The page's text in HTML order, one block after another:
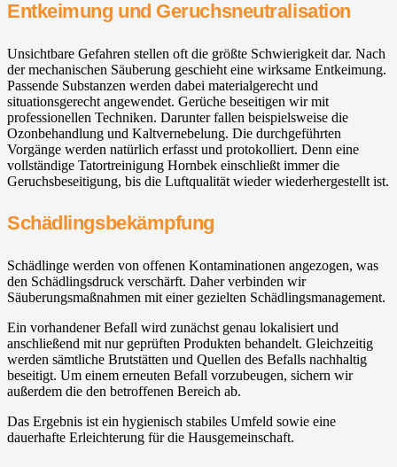
Entkeimung und Geruchsneutralisation
Unsichtbare Gefahren stellen oft die größte Schwierigkeit dar. Nach
der mechanischen Säuberung geschieht eine wirksame Entkeimung.
Passende Substanzen werden dabei materialgerecht und
situationsgerecht angewendet. Gerüche beseitigen wir mit
professionellen Techniken. Darunter fallen beispielsweise die
Ozonbehandlung und Kaltvernebelung. Die durchgeführten
Vorgänge werden natürlich erfasst und protokolliert. Denn eine
vollständige Tatortreinigung Hornbek einschließt immer die
Geruchsbeseitigung, bis die Luftqualität wieder wiederhergestellt ist.
Schädlingsbekämpfung
Schädlinge werden von offenen Kontaminationen angezogen, was
den Schädlingsdruck verschärft. Daher verbinden wir
Säuberungsmaßnahmen mit einer gezielten Schädlingsmanagement.
Ein vorhandener Befall wird zunächst genau lokalisiert und
anschließend mit nur geprüften Produkten behandelt. Gleichzeitig
werden sämtliche Brutstätten und Quellen des Befalls nachhaltig
beseitigt. Um einem erneuten Befall vorzubeugen, sichern wir
außerdem die den betroffenen Bereich ab.
Das Ergebnis ist ein hygienisch stabiles Umfeld sowie eine
dauerhafte Erleichterung für die Hausgemeinschaft.